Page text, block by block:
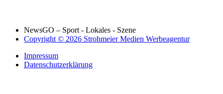
NewsGO – Sport - Lokales - Szene
Copyright © 2026 Strohmeier Medien Werbeagentur
Impressum
Datenschutzerklärung